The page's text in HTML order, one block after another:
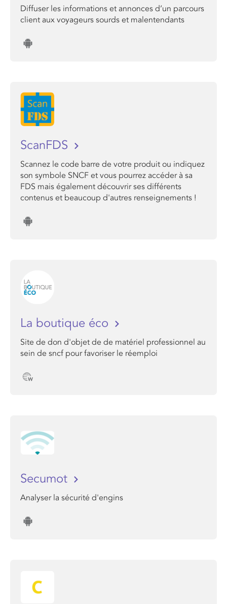
Diffuser les informations et annonces d’un parcours
client aux voyageurs sourds et malentendants
ScanFDS
Scannez le code barre de votre produit ou indiquez
son symbole SNCF et vous pourrez accéder à sa
FDS mais également découvrir ses différents
contenus et beaucoup d'autres renseignements !
La boutique éco
Site de don d'objet de de matériel professionnel au
sein de sncf pour favoriser le réemploi
Secumot
Analyser la sécurité d'engins